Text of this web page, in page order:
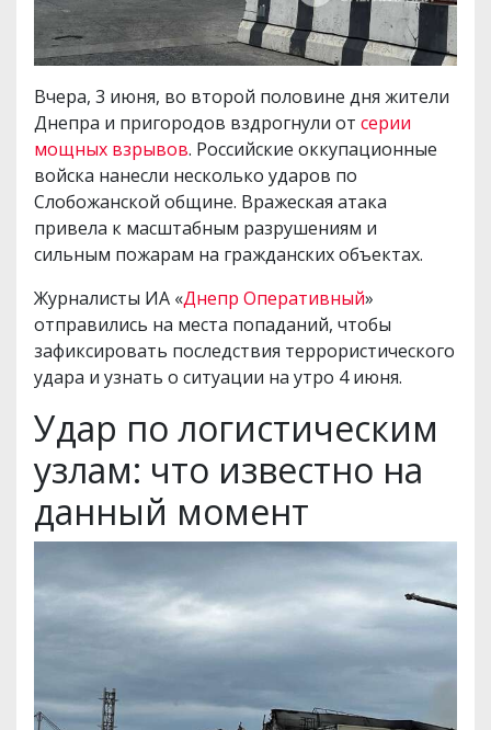
Вчера, 3 июня, во второй половине дня жители
Днепра и пригородов вздрогнули от серии
мощных взрывов. Российские оккупационные
войска нанесли несколько ударов по
Слобожанской общине. Вражеская атака
привела к масштабным разрушениям и
сильным пожарам на гражданских объектах.
Журналисты ИА «Днепр Оперативный»
отправились на места попаданий, чтобы
зафиксировать последствия террористического
удара и узнать о ситуации на утро 4 июня.
Удар по логистическим
узлам: что известно на
данный момент